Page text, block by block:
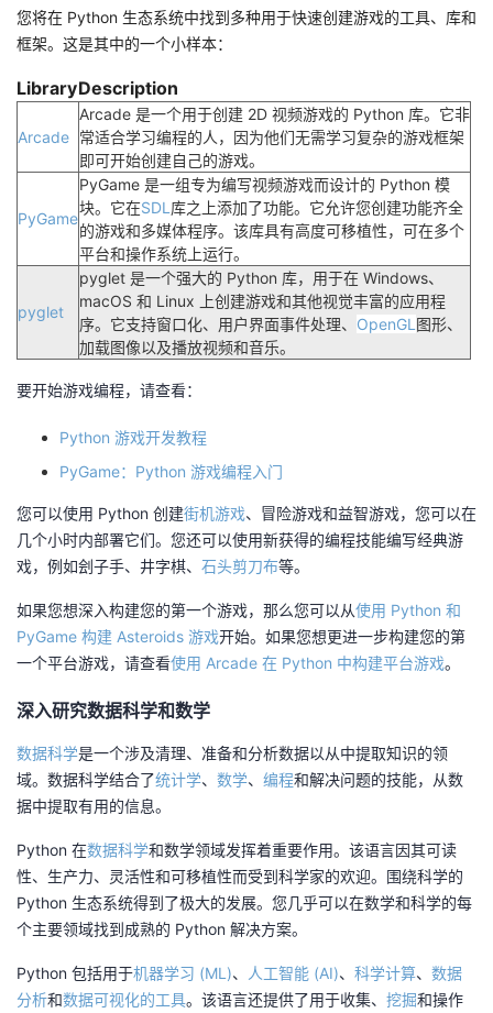
您将在 Python 生态系统中找到多种用于快速创建游戏的工具、库和
框架。这是其中的一个小样本：
LibraryDescription
Arcade
Arcade 是一个用于创建 2D 视频游戏的 Python 库。 它非
常适合学习编程的人，因为他们无需学习复杂的游戏框架
即可开始创建自己的游戏。
PyGame
PyGame 是一组专为编写视频游戏而设计的 Python 模
块。它在SDL 库之上添加了功能。它允许您创建功能齐全
的游戏和多媒体程序。该库具有高度可移植性，可在多个
平台和操作系统上运行。
pyglet
pyglet 是一个强大的 Python 库，用于在 Windows、
macOS 和 Linux 上创建游戏和其他视觉丰富的应用程
序。它支持窗口化、用户界面事件处理、 OpenGL 图形、
加载图像以及播放视频和音乐。
要开始游戏编程，请查看：
Python 游戏开发教程
PyGame：Python 游戏编程入门
您可以使用 Python 创建街机游戏、冒险游戏和益智游戏，您可以在
几个小时内部署它们。您还可以使用新获得的编程技能编写经典游
戏，例如刽子手、井字棋、 石头剪刀布等。
如果您想深入构建您的第一个游戏，那么您可以从使用 Python 和
PyGame 构建 Asteroids 游戏开始。如果您想更进一步构建您的第
一个平台游戏，请查看使用 Arcade 在 Python 中构建平台游戏。
深入研究数据科学和数学
数据科学是一个涉及清理、准备和分析数据以从中提取知识的领
域。数据科学结合了统计学、 数学、 编程和解决问题的技能，从数
据中提取有用的信息。
Python 在数据科学和数学领域发挥着重要作用。该语言因其可读
性、生产力、灵活性和可移植性而受到科学家的欢迎。围绕科学的
Python 生态系统得到了极大的发展。您几乎可以在数学和科学的每
个主要领域找到成熟的 Python 解决方案。
Python 包括用于机器学习 (ML)、 人工智能 (AI)、 科学计算、 数据
分析和数据可视化的工具。该语言还提供了用于收集、 挖掘和操作